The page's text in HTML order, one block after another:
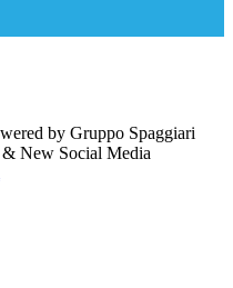
by Gruppo Spaggiari
New Social Media